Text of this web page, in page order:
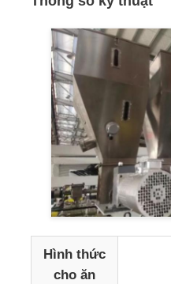
Hình thức
cho ăn